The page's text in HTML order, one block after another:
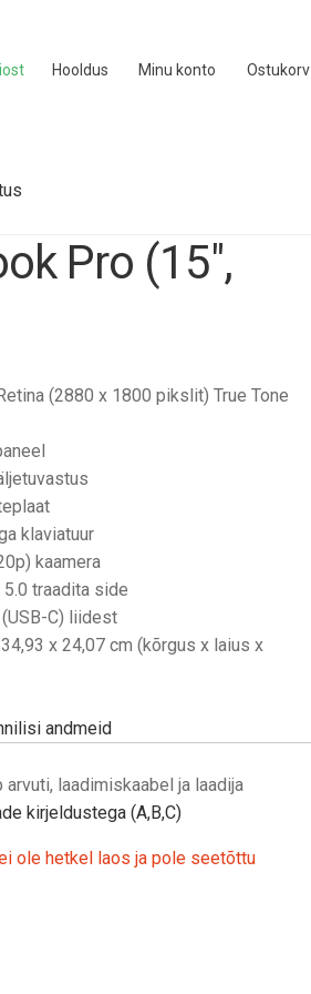
Hooldus Minu konto Ostukorv
Pro (15″,
(2880 x 1800 pikslit) True Tone
klaviatuur
kaamera
traadita side
C) liidest
x 24,07 cm (kõrgus x laius x
andmeid
arvuti, laadimiskaabel ja laadija
kirjeldustega (A,B,C)
ole hetkel laos ja pole seetõttu